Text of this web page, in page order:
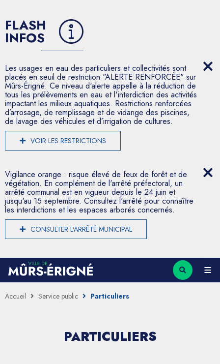
FLASH
INFOS
Les usages en eau des particuliers et collectivités sont
placés en seuil de restriction "ALERTE RENFORCÉE" sur
Mûrs-Érigné. Ce niveau d'alerte appelle à la réduction de
tous les prélèvements en eau et l'interdiction des activités
impactant les milieux aquatiques. Restrictions renforcées
d’arrosage, de remplissage et de vidange des piscines,
de lavage des véhicules et d’irrigation de cultures.
VOIR LES RESTRICTIONS
Vigilance orange : risque élevé de feux de forêt et de
végétation. En complément de l'arrêté préfectoral, un
arrêté communal est en vigueur depuis le 24 juin et
jusqu'au 15 septembre. Consultez l'arrêté pour connaître
les interdictions et les espaces arborés concernés.
CONSULTER L'ARRÊTÉ MUNICIPAL
Accueil Service public Particuliers
PARTICULIERS